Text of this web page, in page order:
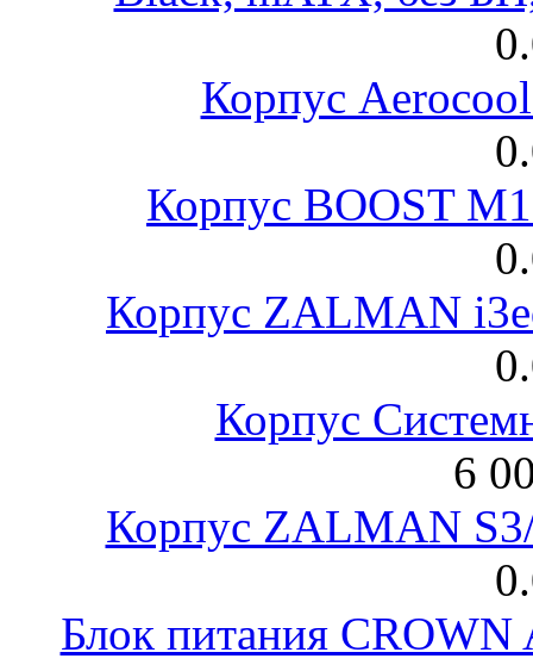
Корпус
Корпус BOOST
Корпус ZALMAN
Корпус
6
Корпус ZALMAN
Блок питания